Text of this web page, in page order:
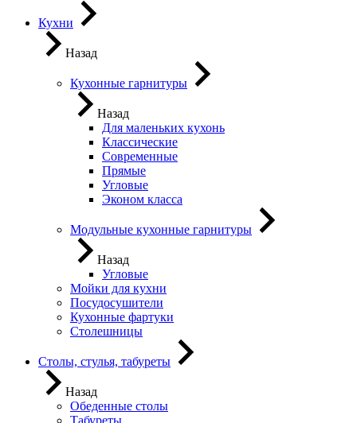
Кухни
Назад
Кухонные гарнитуры
Назад
Для маленьких кухонь
Классические
Современные
Прямые
Угловые
Эконом класса
Модульные кухонные гарнитуры
Назад
Угловые
Мойки для кухни
Посудосушители
Кухонные фартуки
Столешницы
Столы, стулья, табуреты
Назад
Обеденные столы
Табуреты